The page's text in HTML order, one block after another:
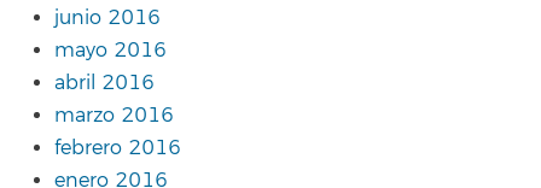
junio 2016
mayo 2016
abril 2016
marzo 2016
febrero 2016
enero 2016